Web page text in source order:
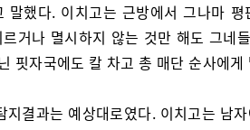
말했다. 이치고는 근방에서 그나마
거나 멸시하지 않는 것만 해도 그네
핏자국에도 칼 차고 총 매단 순사에
지결과는 예상대로였다. 이치고는 남